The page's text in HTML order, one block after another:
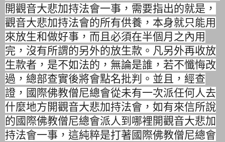
開觀音大悲加持法會一事， 需要指出的就是，
觀音大悲加持法會的所有供養， 本身就只能用
來放生和做好事，而且必須在半個月之內用
完， 沒有所謂的另外的放生款。凡另外再收放
生款者，是不如法的， 無論是誰，若不懺悔改
過，總部查實後將會點名批判。並且， 經查
證， 國際佛教僧尼總會從未有一次派任何人去
什麼地方開觀音大悲加持法會， 如有來信所說
的國際佛教僧尼總會派人到哪裡開觀音大悲加
持法會一事，這純粹是打著國際佛教僧尼總會